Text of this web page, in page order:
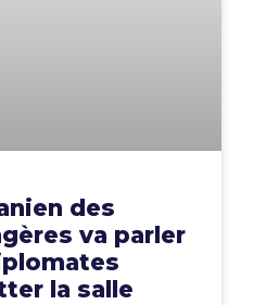
des
va parler
la salle